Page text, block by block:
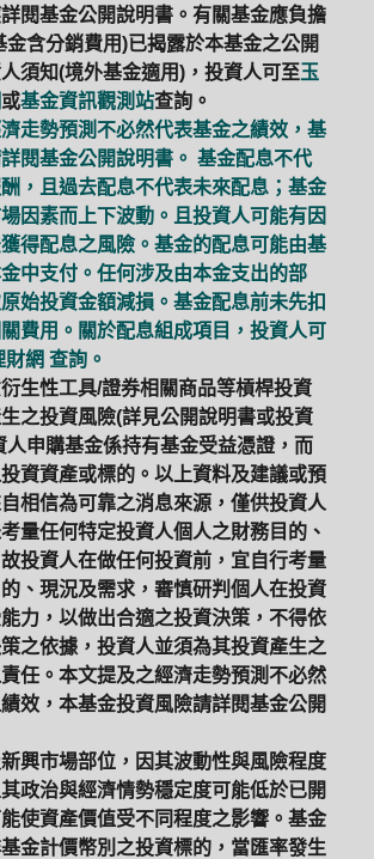
閱基金公開說明書。有關基金應負擔
金含分銷費用)已揭露於本基金之公開
須知(境外基金適用)，投資人可至玉
或基金資訊觀測站查詢。
走勢預測不必然代表基金之績效，基
閱基金公開說明書。 基金配息不代
，且過去配息不代表未來配息；基金
因素而上下波動。且投資人可能有因
得配息之風險。基金的配息可能由基
中支付。任何涉及由本金支出的部
始投資金額減損。基金配息前未先扣
費用。關於配息組成項目，投資人可
財網 查詢。
生性工具/證券相關商品等槓桿投資
之投資風險(詳見公開說明書或投資
人申購基金係持有基金受益憑證，而
資資產或標的。以上資料及建議或預
相信為可靠之消息來源，僅供投資人
量任何特定投資人個人之財務目的、
投資人在做任何投資前，宜自行考量
、現況及需求，審慎研判個人在投資
力，以做出合適之投資決策，不得依
之依據，投資人並須為其投資產生之
任。本文提及之經濟走勢預測不必然
效，本基金投資風險請詳閱基金公開
興市場部位，因其波動性與風險程度
政治與經濟情勢穩定度可能低於已開
使資產價值受不同程度之影響。基金
金計價幣別之投資標的，當匯率發生